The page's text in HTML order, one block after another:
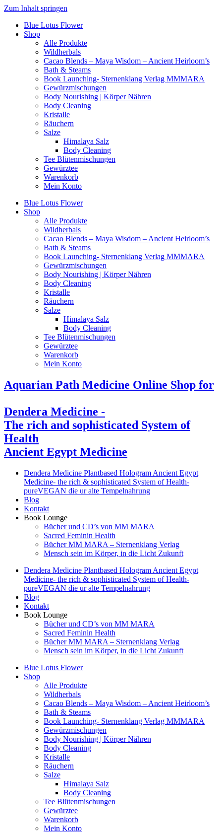
Zum Inhalt springen
Blue Lotus Flower
Shop
Alle Produkte
Wildherbals
Cacao Blends – Maya Wisdom – Ancient Heirloom’s
Bath & Steams
Book Launching- Sternenklang Verlag MMMARA
Gewürzmischungen
Body Nourishing | Körper Nähren
Body Cleaning
Kristalle
Räuchern
Salze
Himalaya Salz
Body Cleaning
Tee Blütenmischungen
Gewürztee
Warenkorb
Mein Konto
Blue Lotus Flower
Shop
Alle Produkte
Wildherbals
Cacao Blends – Maya Wisdom – Ancient Heirloom’s
Bath & Steams
Book Launching- Sternenklang Verlag MMMARA
Gewürzmischungen
Body Nourishing | Körper Nähren
Body Cleaning
Kristalle
Räuchern
Salze
Himalaya Salz
Body Cleaning
Tee Blütenmischungen
Gewürztee
Warenkorb
Mein Konto
Aquarian Path Medicine Online Shop for
Dendera Medicine -
The rich and sophisticated System of
Health
Ancient Egypt Medicine
Dendera Medicine Plantbased Hologram Ancient Egypt
Medicine- the rich & sophisticated System of Health-
pureVEGAN die ur alte Tempelnahrung
Blog
Kontakt
Book Lounge
Bücher und CD’s von MM MARA
Sacred Feminin Health
Bücher MM MARA – Sternenklang Verlag
Mensch sein im Körper, in die Licht Zukunft
Dendera Medicine Plantbased Hologram Ancient Egypt
Medicine- the rich & sophisticated System of Health-
pureVEGAN die ur alte Tempelnahrung
Blog
Kontakt
Book Lounge
Bücher und CD’s von MM MARA
Sacred Feminin Health
Bücher MM MARA – Sternenklang Verlag
Mensch sein im Körper, in die Licht Zukunft
Blue Lotus Flower
Shop
Alle Produkte
Wildherbals
Cacao Blends – Maya Wisdom – Ancient Heirloom’s
Bath & Steams
Book Launching- Sternenklang Verlag MMMARA
Gewürzmischungen
Body Nourishing | Körper Nähren
Body Cleaning
Kristalle
Räuchern
Salze
Himalaya Salz
Body Cleaning
Tee Blütenmischungen
Gewürztee
Warenkorb
Mein Konto